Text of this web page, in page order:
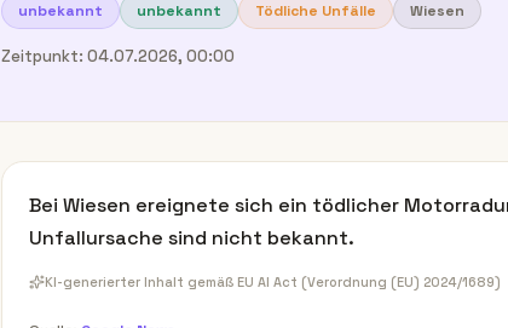
unbekannt unbekannt Tödliche Unfälle Wiesen
Zeitpunkt: 04.07.2026, 00:00
Bei Wiesen ereignete sich ein tödlicher
Unfallursache sind nicht bekannt.
KI-generierter Inhalt gemäß EU AI Act (Verordnung (EU) 2024/1689)